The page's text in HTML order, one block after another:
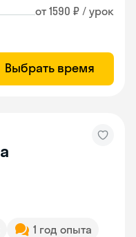
от 1590 ₽ / урок
Выбрать время
1 год опыта